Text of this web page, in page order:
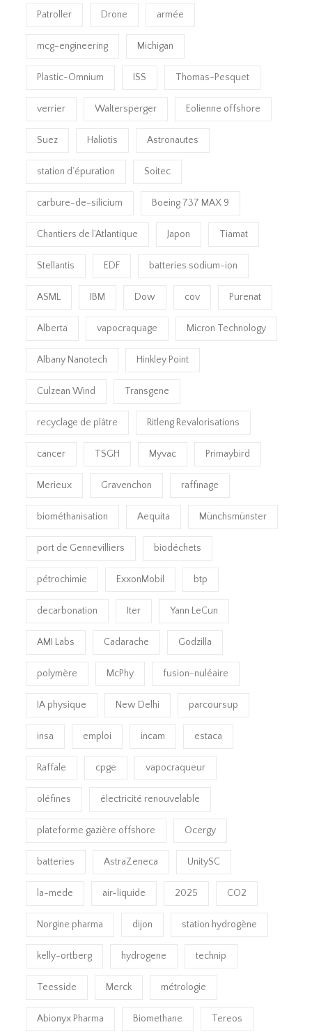
Patroller Drone armée
mcg-engineering Michigan
Plastic-Omnium ISS Thomas-Pesquet
verrier Waltersperger Eolienne offshore
Suez Haliotis Astronautes
station d’épuration Soitec
carbure-de-silicium Boeing 737 MAX 9
Chantiers de l’Atlantique Japon Tiamat
Stellantis EDF batteries sodium-ion
ASML IBM Dow cov Purenat
Alberta vapocraquage Micron Technology
Albany Nanotech Hinkley Point
Culzean Wind Transgene
recyclage de plâtre Ritleng Revalorisations
cancer TSGH Myvac Primaybird
Merieux Gravenchon raffinage
biométhanisation Aequita Münchsmünster
port de Gennevilliers biodéchets
pétrochimie ExxonMobil btp
decarbonation Iter Yann LeCun
AMI Labs Cadarache Godzilla
polymère McPhy fusion-nuléaire
IA physique New Delhi parcoursup
insa emploi incam estaca
Raffale cpge vapocraqueur
oléfines électricité renouvelable
plateforme gazière offshore Ocergy
batteries AstraZeneca UnitySC
la-mede air-liquide 2025 CO2
Norgine pharma dijon station hydrogène
kelly-ortberg hydrogene technip
Teesside Merck métrologie
Abionyx Pharma Biomethane Tereos